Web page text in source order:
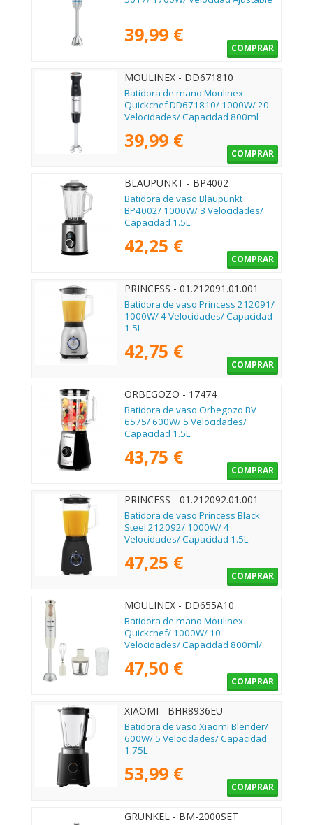
39,99 €
COMPRAR
MOULINEX - DD671810
Batidora de mano Moulinex
Quickchef DD671810/ 1000W/ 20
Velocidades/ Capacidad 800ml
39,99 €
COMPRAR
BLAUPUNKT - BP4002
Batidora de vaso Blaupunkt
BP4002/ 1000W/ 3 Velocidades/
Capacidad 1.5L
42,25 €
COMPRAR
PRINCESS - 01.212091.01.001
Batidora de vaso Princess 212091/
1000W/ 4 Velocidades/ Capacidad
1.5L
42,75 €
COMPRAR
ORBEGOZO - 17474
Batidora de vaso Orbegozo BV
6575/ 600W/ 5 Velocidades/
Capacidad 1.5L
43,75 €
COMPRAR
PRINCESS - 01.212092.01.001
Batidora de vaso Princess Black
Steel 212092/ 1000W/ 4
Velocidades/ Capacidad 1.5L
47,25 €
COMPRAR
MOULINEX - DD655A10
Batidora de mano Moulinex
Quickchef/ 1000W/ 10
Velocidades/ Capacidad 800ml/
Medidor
47,50 €
COMPRAR
XIAOMI - BHR8936EU
Batidora de vaso Xiaomi Blender/
600W/ 5 Velocidades/ Capacidad
1.75L
53,99 €
COMPRAR
GRUNKEL - BM-2000SET